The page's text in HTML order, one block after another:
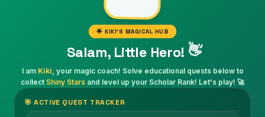
🌟 KIKI'S MAGICAL HUB
Salam, Little Hero! 👋
I am Kiki, your magic coach! Solve educational quests below to
collect Shiny Stars and level up your Scholar Rank! Let's play! 🚀
🎯 ACTIVE QUEST TRACKER